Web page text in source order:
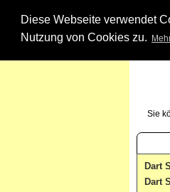
Diese Webseite verwendet
Nutzung von Cookies zu.
Sie
Dart
Dart